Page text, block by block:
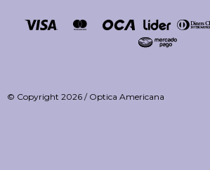
© Copyright 2026 / Optica Americana